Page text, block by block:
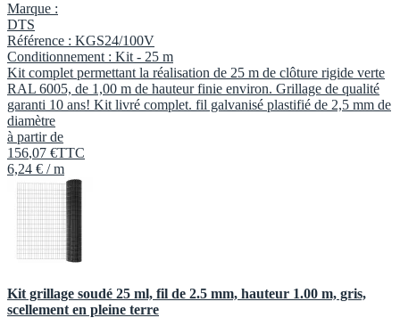
Marque :
DTS
Référence : KGS24/100V
Conditionnement : Kit - 25 m
Kit complet permettant la réalisation de 25 m de clôture rigide verte
RAL 6005, de 1,00 m de hauteur finie environ. Grillage de qualité
garanti 10 ans! Kit livré complet. fil galvanisé plastifié de 2,5 mm de
diamètre
à partir de
156,07 €TTC
6,24 € / m
Kit grillage soudé 25 ml, fil de 2.5 mm, hauteur 1.00 m, gris,
scellement en pleine terre